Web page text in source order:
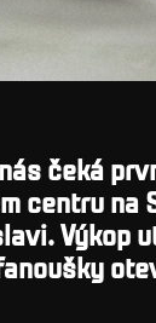
čeká
centru
Výkop